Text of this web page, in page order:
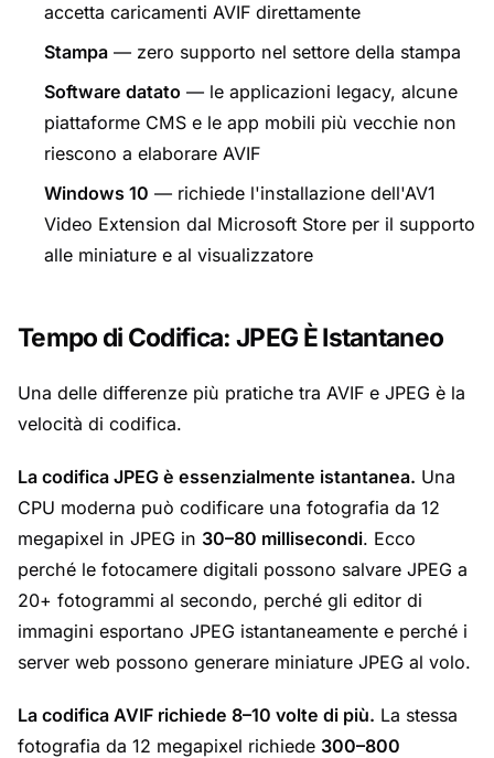
accetta caricamenti AVIF direttamente
Stampa — zero supporto nel settore della stampa
Software datato — le applicazioni legacy, alcune
piattaforme CMS e le app mobili più vecchie non
riescono a elaborare AVIF
Windows 10 — richiede l'installazione dell'AV1
Video Extension dal Microsoft Store per il supporto
alle miniature e al visualizzatore
Tempo di Codifica: JPEG È Istantaneo
Una delle differenze più pratiche tra AVIF e JPEG è la
velocità di codifica.
La codifica JPEG è essenzialmente istantanea. Una
CPU moderna può codificare una fotografia da 12
megapixel in JPEG in 30–80 millisecondi. Ecco
perché le fotocamere digitali possono salvare JPEG a
20+ fotogrammi al secondo, perché gli editor di
immagini esportano JPEG istantaneamente e perché i
server web possono generare miniature JPEG al volo.
La codifica AVIF richiede 8–10 volte di più. La stessa
fotografia da 12 megapixel richiede 300–800